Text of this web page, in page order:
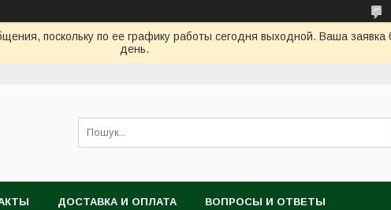
поскольку по ее графику работы сегодня выходной. Ваша
день.
ДОСТАВКА И ОПЛАТА ВОПРОСЫ И ОТВЕТЫ